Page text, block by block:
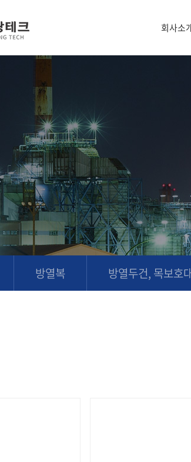
회사소
방열복 방열두건, 목보호